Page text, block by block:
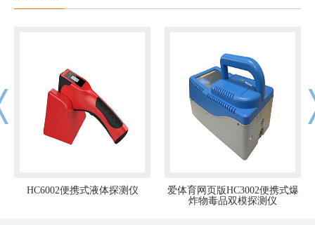
HC6002便携式液体探测仪
爱体育网页版HC3002便携式爆
炸物毒品双模探测仪